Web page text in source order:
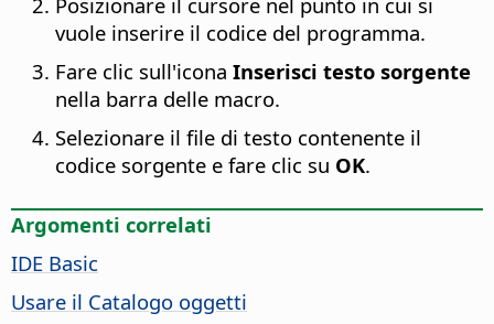
vuole inserire il codice del programma.
Fare clic sull'icona Inserisci testo sorgente
nella barra delle macro.
Selezionare il file di testo contenente il
codice sorgente e fare clic su OK.
Argomenti correlati
IDE Basic
Usare il Catalogo oggetti